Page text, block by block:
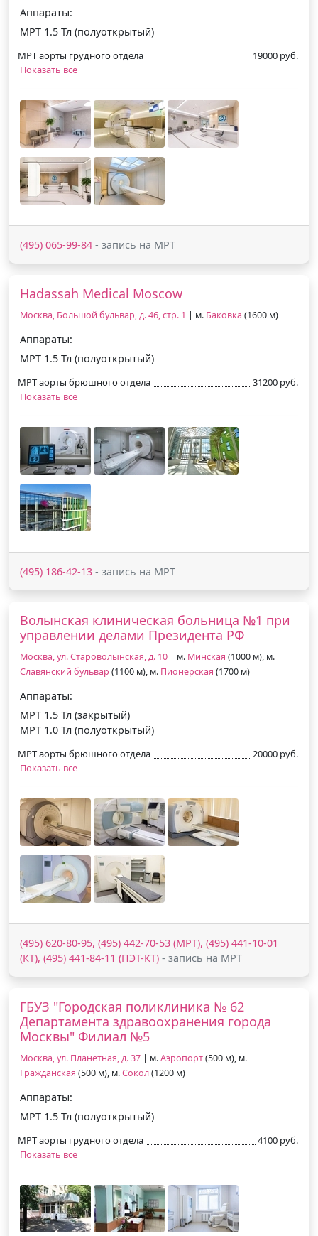
Аппараты:
МРТ 1.5 Тл (полуоткрытый)
МРТ аорты грудного отдела
19000 руб.
Показать все
(495) 065-99-84 - запись на МРТ
Hadassah Medical Moscow
Москва, Большой бульвар, д. 46, стр. 1 | м. Баковка (1600 м)
Аппараты:
МРТ 1.5 Тл (полуоткрытый)
МРТ аорты брюшного отдела
31200 руб.
Показать все
(495) 186-42-13 - запись на МРТ
Волынская клиническая больница №1 при
управлении делами Президента РФ
Москва, ул. Староволынская, д. 10 | м. Минская (1000 м), м.
Славянский бульвар (1100 м), м. Пионерская (1700 м)
Аппараты:
МРТ 1.5 Тл (закрытый)
МРТ 1.0 Тл (полуоткрытый)
МРТ аорты брюшного отдела
20000 руб.
Показать все
(495) 620-80-95, (495) 442-70-53 (МРТ), (495) 441-10-01
(КТ), (495) 441-84-11 (ПЭТ-КТ) - запись на МРТ
ГБУЗ "Городская поликлиника № 62
Департамента здравоохранения города
Москвы" Филиал №5
Москва, ул. Планетная, д. 37 | м.Аэропорт(500 м), м.
Гражданская (500 м), м.Сокол(1200 м)
Аппараты:
МРТ 1.5 Тл (полуоткрытый)
МРТ аорты грудного отдела
4100 руб.
Показать все